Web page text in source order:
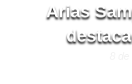
Arias